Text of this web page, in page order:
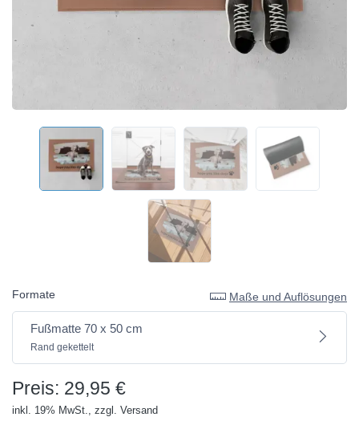
Formate Maße und Auflösungen
Fußmatte 70 x 50 cm
Rand gekettelt
Preis: 29,95 €
inkl. 19% MwSt., zzgl. Versand